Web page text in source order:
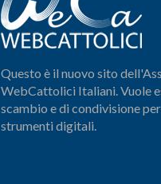
Questo è il nuovo sito
WebCattolici Italiani. Vuole
scambio e di condivisione
strumenti digitali.